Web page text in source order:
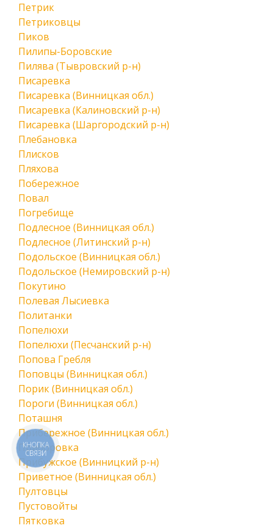
Петрик
Петриковцы
Пиков
Пилипы-Боровские
Пилява (Тывровский р-н)
Писаревка
Писаревка (Винницкая обл.)
Писаревка (Калиновский р-н)
Писаревка (Шаргородский р-н)
Плебановка
Плисков
Пляхова
Побережное
Повал
Погребище
Подлесное (Винницкая обл.)
Подлесное (Литинский р-н)
Подольское (Винницкая обл.)
Подольское (Немировский р-н)
Покутино
Полевая Лысиевка
Политанки
Попелюхи
Попелюхи (Песчанский р-н)
Попова Гребля
Поповцы (Винницкая обл.)
Порик (Винницкая обл.)
Пороги (Винницкая обл.)
Поташня
Прибережное (Винницкая обл.)
Приборовка
Прибужское (Винницкий р-н)
Приветное (Винницкая обл.)
Пултовцы
Пустовойты
Пятковка
КНОПКА
СВЯЗИ